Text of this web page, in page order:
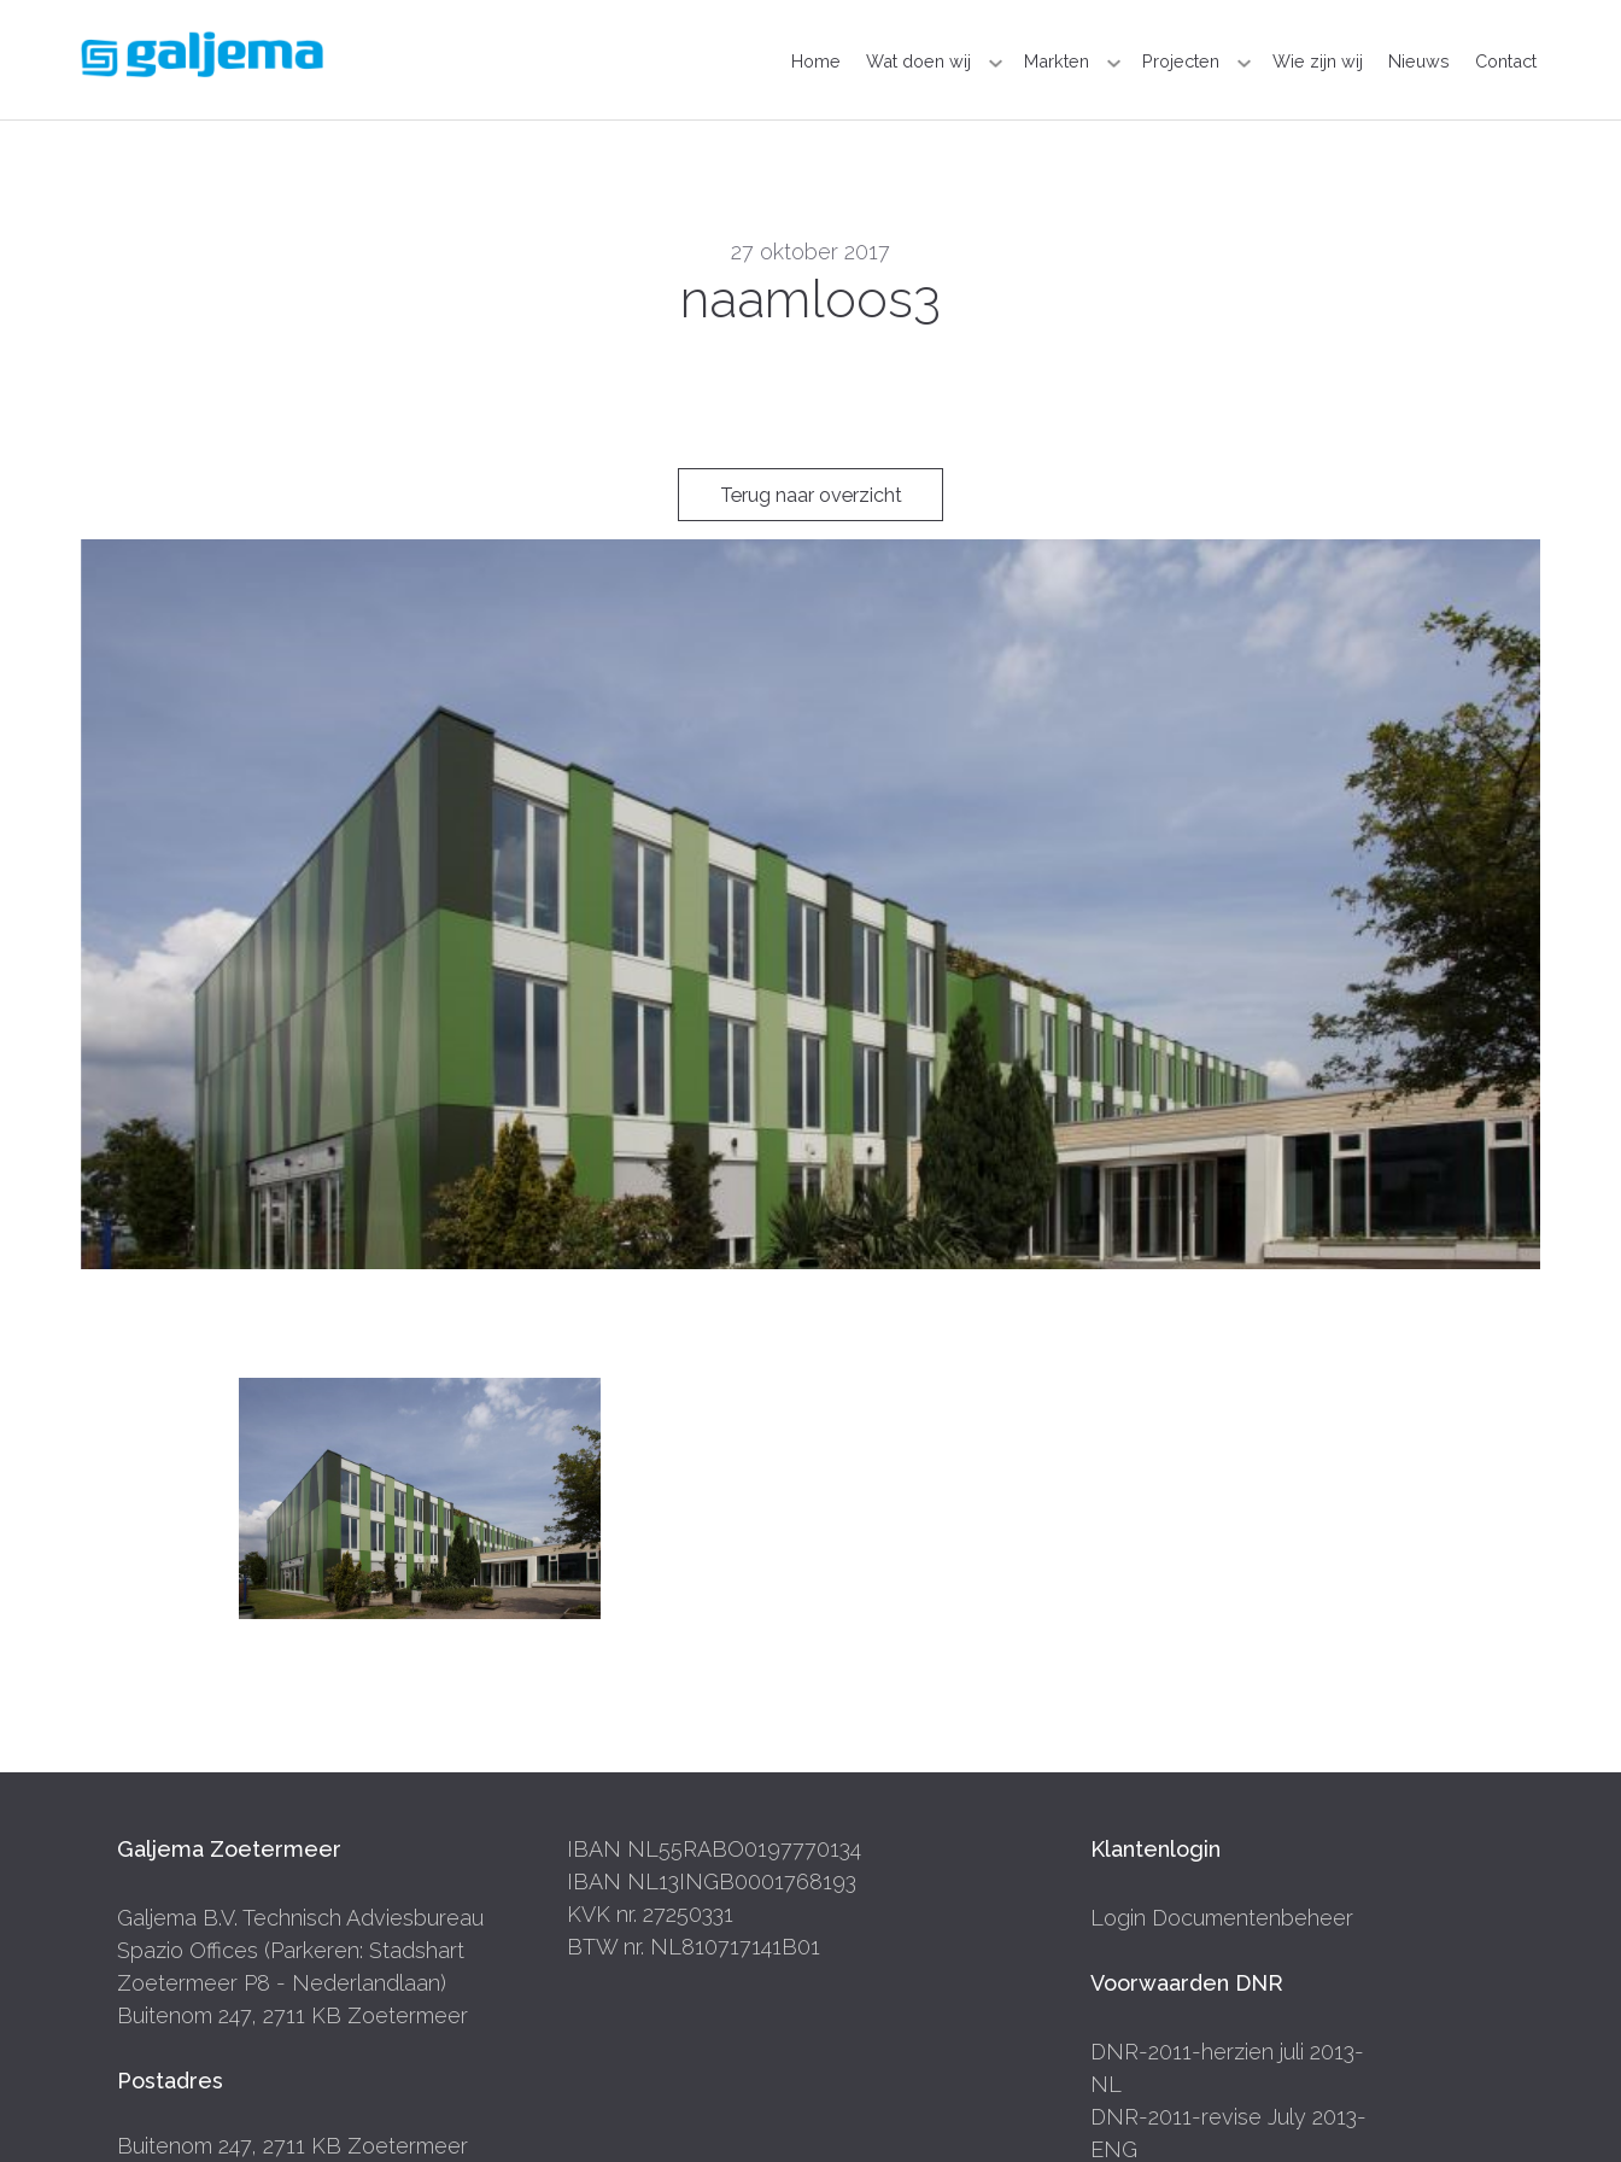
Home Wat doen wij Markten Projecten Wie zijn wij Nieuws Contact
27 oktober 2017
naamloos3
Terug naar overzicht
Galjema Zoetermeer
Galjema B.V. Technisch Adviesbureau
Spazio Offices (Parkeren: Stadshart
Zoetermeer P8 - Nederlandlaan)
Buitenom 247, 2711 KB Zoetermeer
Postadres
Buitenom 247, 2711 KB Zoetermeer
IBAN NL55RABO0197770134
IBAN NL13INGB0001768193
KVK nr. 27250331
BTW nr. NL810717141B01
Klantenlogin
Login Documentenbeheer
Voorwaarden DNR
DNR-2011-herzien juli 2013-
NL
DNR-2011-revise July 2013-
ENG